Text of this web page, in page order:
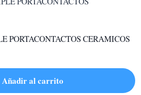
PORTACONTACTOS CERAMICOS
Añadir al carrito